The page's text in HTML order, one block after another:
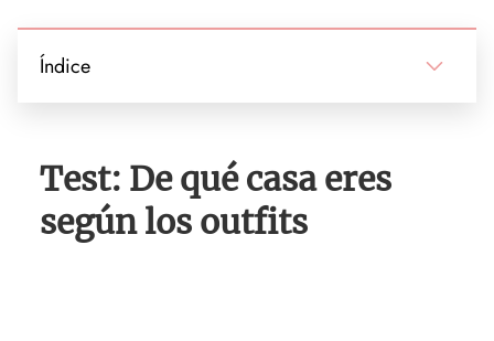
Índice
Test: De qué casa eres
según los outfits